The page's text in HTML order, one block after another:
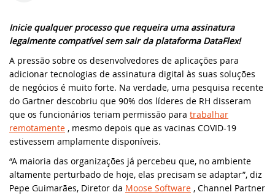
Inicie qualquer processo que requeira uma assinatura
legalmente compatível sem sair da plataforma DataFlex!
A pressão sobre os desenvolvedores de aplicações para
adicionar tecnologias de assinatura digital às suas soluções
de negócios é muito forte. Na verdade, uma pesquisa recente
do Gartner descobriu que 90% dos líderes de RH disseram
que os funcionários teriam permissão para trabalhar
remotamente , mesmo depois que as vacinas COVID-19
estivessem amplamente disponíveis.
“A maioria das organizações já percebeu que, no ambiente
altamente perturbado de hoje, elas precisam se adaptar”, diz
Pepe Guimarães, Diretor da Moose Software , Channel Partner
Knowledge Base (EUA)
Knowledge Base (Brasil)
Produtos Suportados
Download de Produtos
Abrir um Chamado Técnico
DataFlex 2025 Alpha 1 lançado - Baixe e
teste agora!
Atualização de segurança do DataFlex
2024/24.0 e 2023/23.0 - Ação necessária!
Atualização de segurança para todas as
versões do DataFlex com WebApp
Framework - Ação necessária!
Bibliotecas DataFlex compatíveis com
DataFlex 2024 já disponíveis!
DataFlex Reports
Dynamic AI
Sistemas & Ambientes
SYNERGY 2023
EDUC 2022
WEBINAR: Migrando para o DataFlex
2021/20.0
Migrando para o DataFlex 20.0
Evento de Aniversário on-line - Data
Access